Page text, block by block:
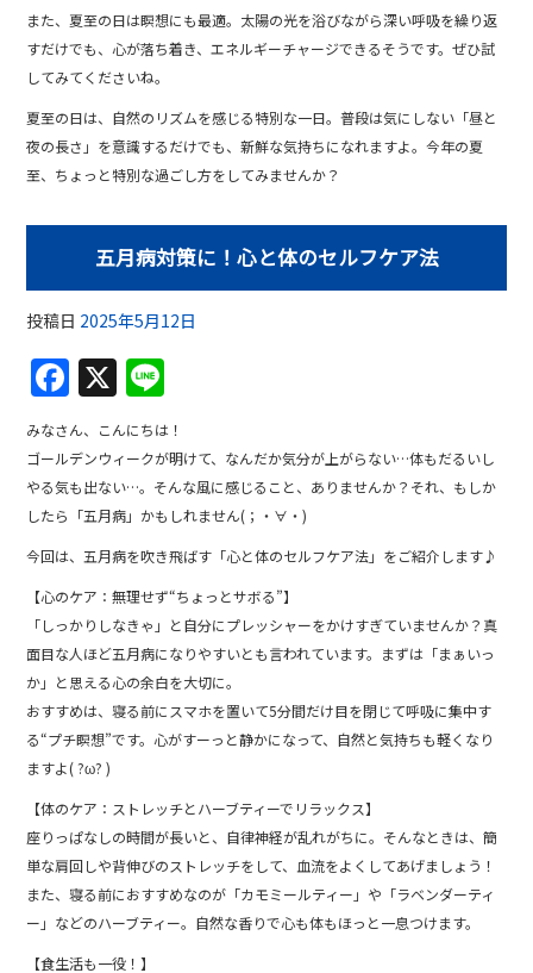
また、夏至の日は瞑想にも最適。太陽の光を浴びながら深い呼吸を繰り返
すだけでも、心が落ち着き、エネルギーチャージできるそうです。ぜひ試
してみてくださいね。
夏至の日は、自然のリズムを感じる特別な一日。普段は気にしない「昼と
夜の長さ」を意識するだけでも、新鮮な気持ちになれますよ。今年の夏
至、ちょっと特別な過ごし方をしてみませんか？
五月病対策に！心と体のセルフケア法
投稿日 2025年5月12日
F
a
c
e
b
o
o
k
X
n
e
みなさん、こんにちは！
ゴールデンウィークが明けて、なんだか気分が上がらない…体もだるいし
やる気も出ない…。そんな風に感じること、ありませんか？それ、もしか
したら「五月病」かもしれません(；・∀・)
今回は、五月病を吹き飛ばす「心と体のセルフケア法」をご紹介します♪
【心のケア：無理せず“ちょっとサボる”】
「しっかりしなきゃ」と自分にプレッシャーをかけすぎていませんか？真
面目な人ほど五月病になりやすいとも言われています。まずは「まぁいっ
か」と思える心の余白を大切に。
おすすめは、寝る前にスマホを置いて5分間だけ目を閉じて呼吸に集中す
る“プチ瞑想”です。心がすーっと静かになって、自然と気持ちも軽くなり
ますよ( ?ω? )
【体のケア：ストレッチとハーブティーでリラックス】
座りっぱなしの時間が長いと、自律神経が乱れがちに。そんなときは、簡
単な肩回しや背伸びのストレッチをして、血流をよくしてあげましょう！
また、寝る前におすすめなのが「カモミールティー」や「ラベンダーティ
ー」などのハーブティー。自然な香りで心も体もほっと一息つけます。
【食生活も一役！】